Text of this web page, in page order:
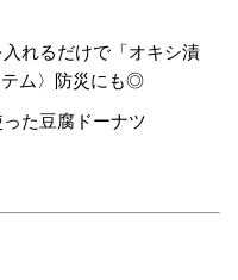
れるだけで「オキシ漬
テム〉防災にも◎
た豆腐ドーナツ